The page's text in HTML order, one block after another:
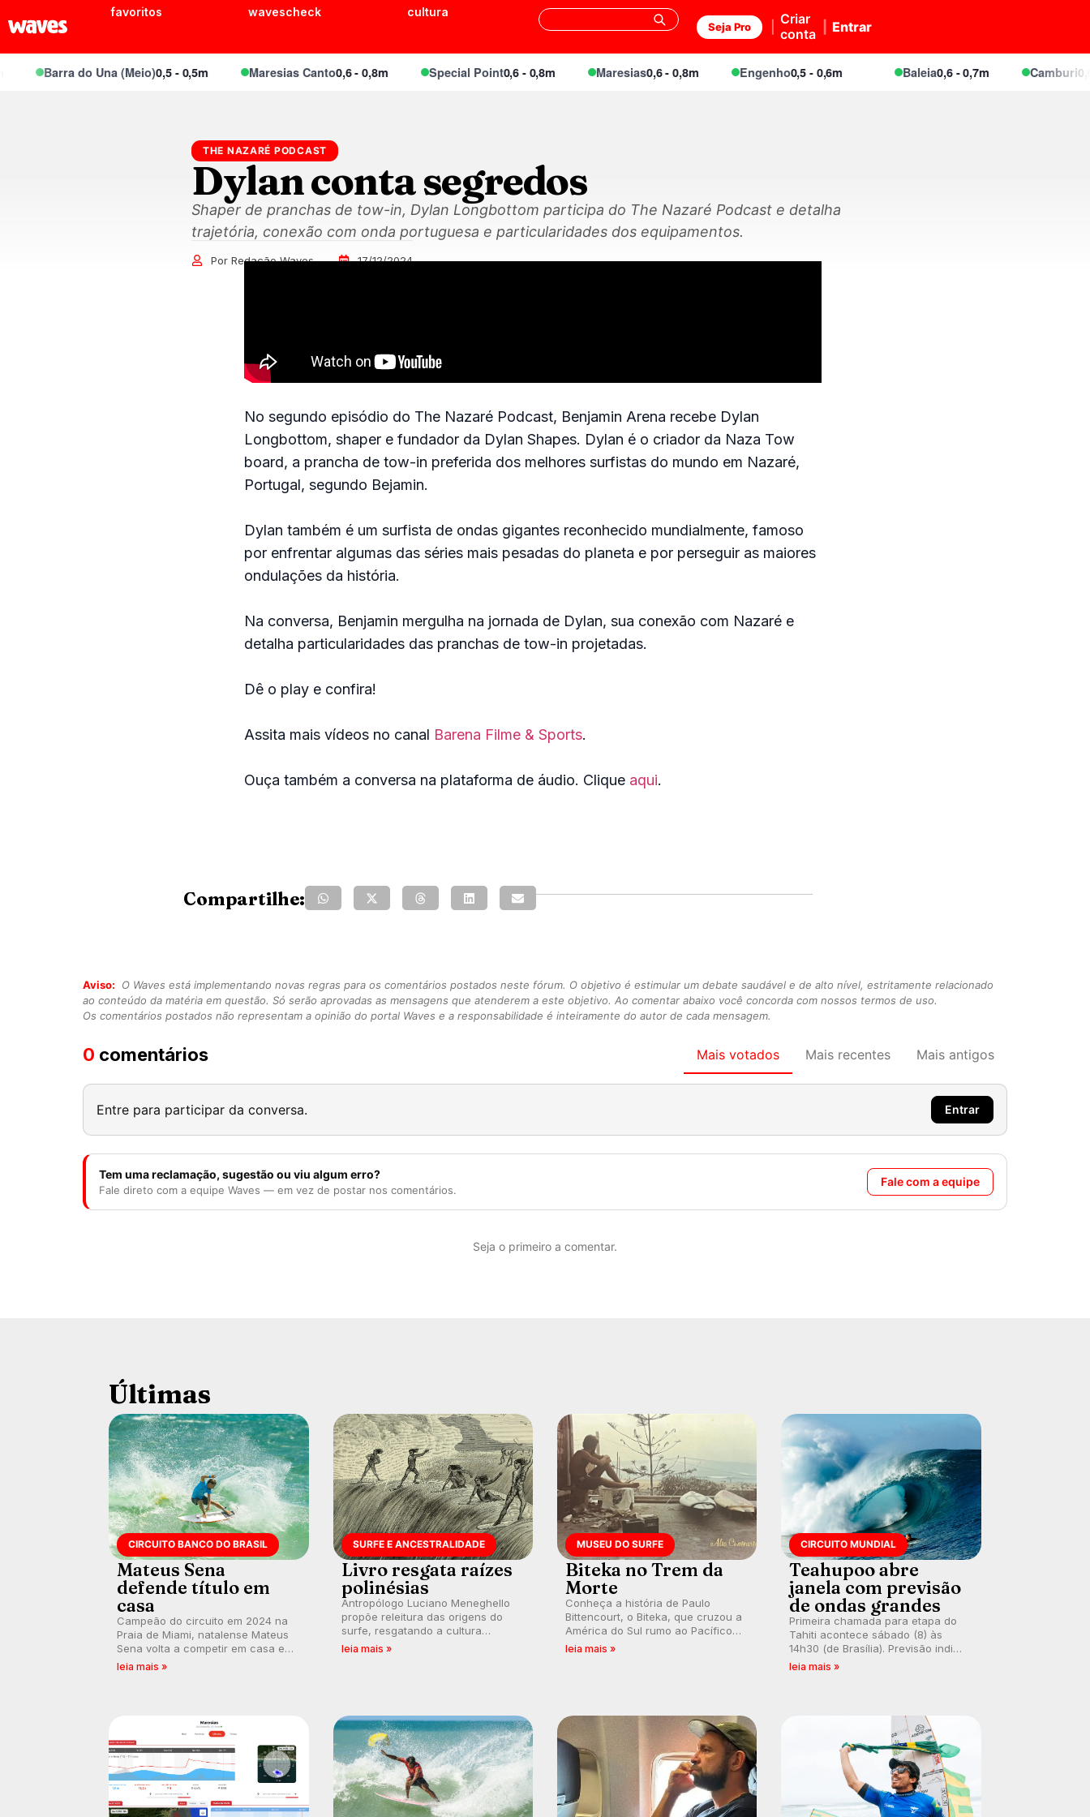
favoritos wavescheck cultura
Seja Pro
Criar
conta
Entrar
Barra do Una (Meio)0,5 - 0,5m Maresias Canto0,6 - 0,8m Special Point0,6 - 0,8m Maresias0,6 - 0,8m Engenho0,5 - 0,6m Baleia0,6 - 0,7m Camburi0,6 -
THE NAZARÉ PODCAST
Dylan conta segredos
Shaper de pranchas de tow-in, Dylan Longbottom participa do The Nazaré Podcast e detalha
trajetória, conexão com onda portuguesa e particularidades dos equipamentos.
Por Redação Waves 17/12/2024
No segundo episódio do The Nazaré Podcast, Benjamin Arena recebe Dylan
Longbottom, shaper e fundador da Dylan Shapes. Dylan é o criador da Naza Tow
board, a prancha de tow-in preferida dos melhores surfistas do mundo em Nazaré,
Portugal, segundo Bejamin.
Dylan também é um surfista de ondas gigantes reconhecido mundialmente, famoso
por enfrentar algumas das séries mais pesadas do planeta e por perseguir as maiores
ondulações da história.
Na conversa, Benjamin mergulha na jornada de Dylan, sua conexão com Nazaré e
detalha particularidades das pranchas de tow-in projetadas.
Dê o play e confira!
Assita mais vídeos no canal Barena Filme & Sports.
Ouça também a conversa na plataforma de áudio. Clique aqui.
Compartilhe:
Aviso:
O Waves está implementando novas regras para os comentários postados neste fórum. O objetivo é estimular um debate saudável e de alto nível, estritamente relacionado
ao conteúdo da matéria em questão. Só serão aprovadas as mensagens que atenderem a este objetivo. Ao comentar abaixo você concorda com nossos termos de uso.
Os comentários postados não representam a opinião do portal Waves e a responsabilidade é inteiramente do autor de cada mensagem.
0 comentários Mais votados Mais recentes Mais antigos
Entre para participar da conversa. Entrar
Tem uma reclamação, sugestão ou viu algum erro?
Fale direto com a equipe Waves — em vez de postar nos comentários.
Fale com a equipe
Seja o primeiro a comentar.
Últimas
CIRCUITO BANCO DO BRASIL
Mateus Sena
defende título em
casa
Campeão do circuito em 2024 na
Praia de Miami, natalense Mateus
Sena volta a competir em casa em
busca de manter a hegemonia
leia mais »
SURFE E ANCESTRALIDADE
Livro resgata raízes
polinésias
Antropólogo Luciano Meneghello
propõe releitura das origens do
surfe, resgatando a cultura
polinésia e questionando a visão
leia mais »
MUSEU DO SURFE
Biteka no Trem da
Morte
Conheça a história de Paulo
Bittencourt, o Biteka, que cruzou a
América do Sul rumo ao Pacífico
em uma jornada que se tornou um
leia mais »
CIRCUITO MUNDIAL
Teahupoo abre
janela com previsão
de ondas grandes
Primeira chamada para etapa do
Tahiti acontece sábado (8) às
14h30 (de Brasília). Previsão indica
swell consistente. Medina
leia mais »